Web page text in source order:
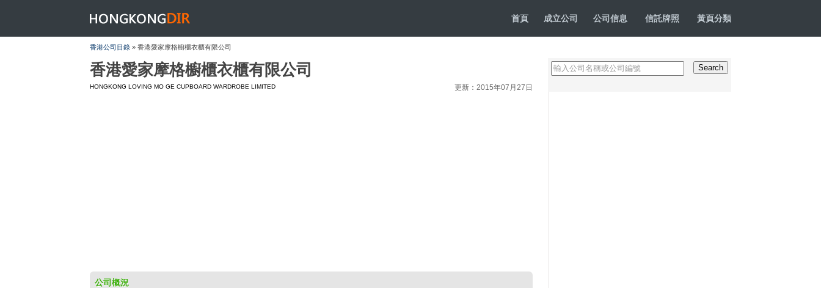
HONGKONGDIR 首頁 成立公司 公司信息 信託牌照 黃頁分類
香港公司目錄 » 香港愛家摩格櫥櫃衣櫃有限公司
香港愛家摩格櫥櫃衣櫃有限公司
HONGKONG LOVING MO GE CUPBOARD WARDROBE LIMITED 更新：2015年07月27日
公司概況